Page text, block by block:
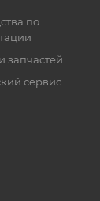
по
запчастей
сервис